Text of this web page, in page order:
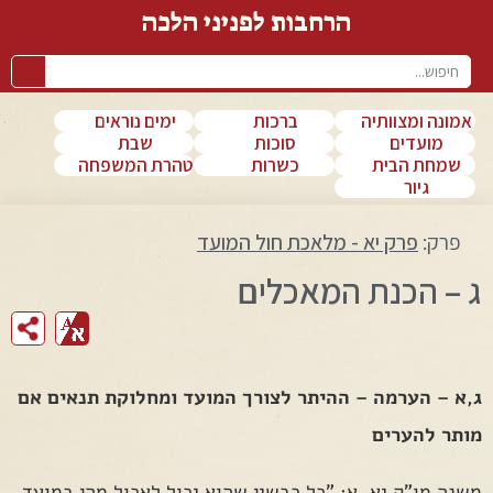
הרחבות לפניני הלכה
אמונה ומצוותיה ברכות
ימים נוראים
מועדים
סוכות
שבת
שמחת הבית
כשרות
טהרת המשפחה
גיור
פרק: פרק יא - מלאכת חול המועד
ג – הכנת המאכלים
ג,א – הערמה – ההיתר לצורך המועד ומחלוקת תנאים אם
מותר להערים